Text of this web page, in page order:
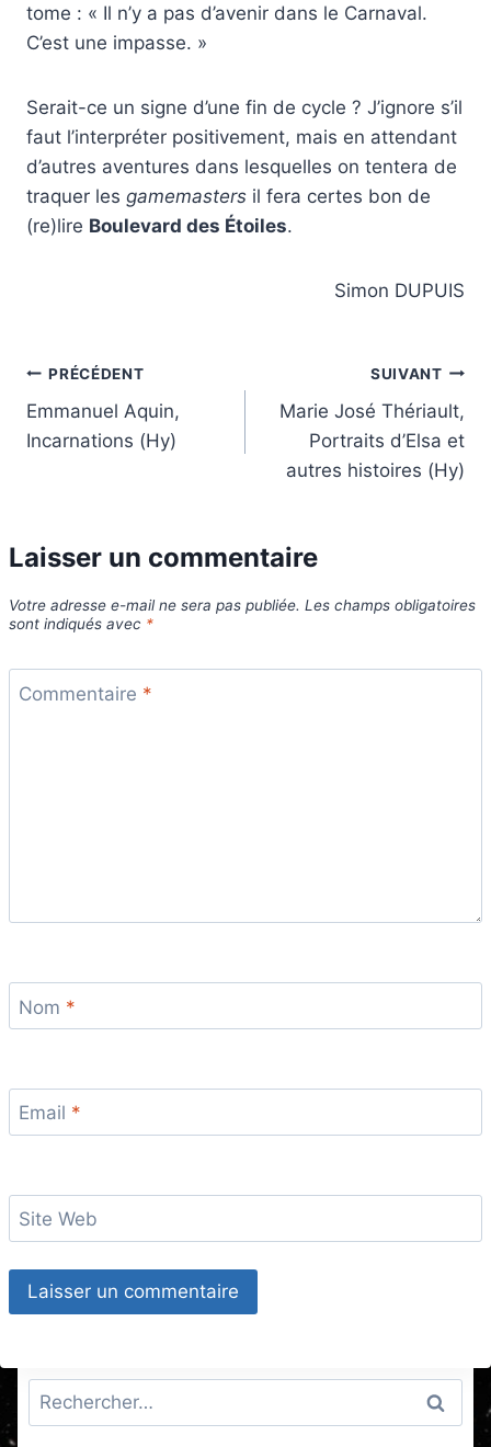
tome : « Il n’y a pas d’avenir dans le Carnaval.
C’est une impasse. »
Serait-ce un signe d’une fin de cycle ? J’ignore s’il
faut l’interpréter positivement, mais en attendant
d’autres aventures dans lesquelles on tentera de
traquer les gamemasters il fera certes bon de
(re)lire Boulevard des Étoiles.
Simon DUPUIS
Navigation
de
PRÉCÉDENT
Emmanuel Aquin,
Incarnations (Hy)
SUIVANT
Marie José Thériault,
Portraits d’Elsa et
autres histoires (Hy)
Laisser un commentaire
Votre adresse e-mail ne sera pas publiée. Les champs obligatoires
sont indiqués avec *
Commentaire *
Nom *
Email *
Site Web
Rechercher :